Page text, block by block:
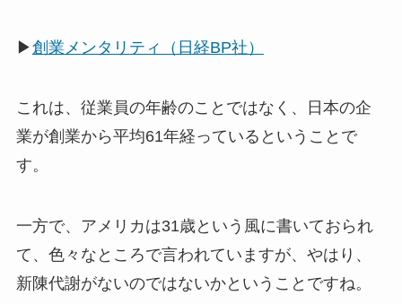
▶創業メンタリティ（日経BP社）
これは、従業員の年齢のことではなく、日本の企
業が創業から平均61年経っているということで
す。
一方で、アメリカは31歳という風に書いておられ
て、色々なところで言われていますが、やはり、
新陳代謝がないのではないかということですね。